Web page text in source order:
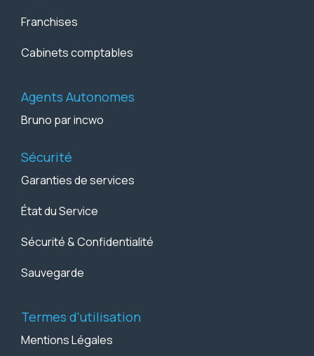
Franchises
Cabinets comptables
Agents Autonomes
Bruno par incwo
Sécurité
Garanties de services
État du Service
Sécurité & Confidentialité
Sauvegarde
Termes d'utilisation
Mentions Légales